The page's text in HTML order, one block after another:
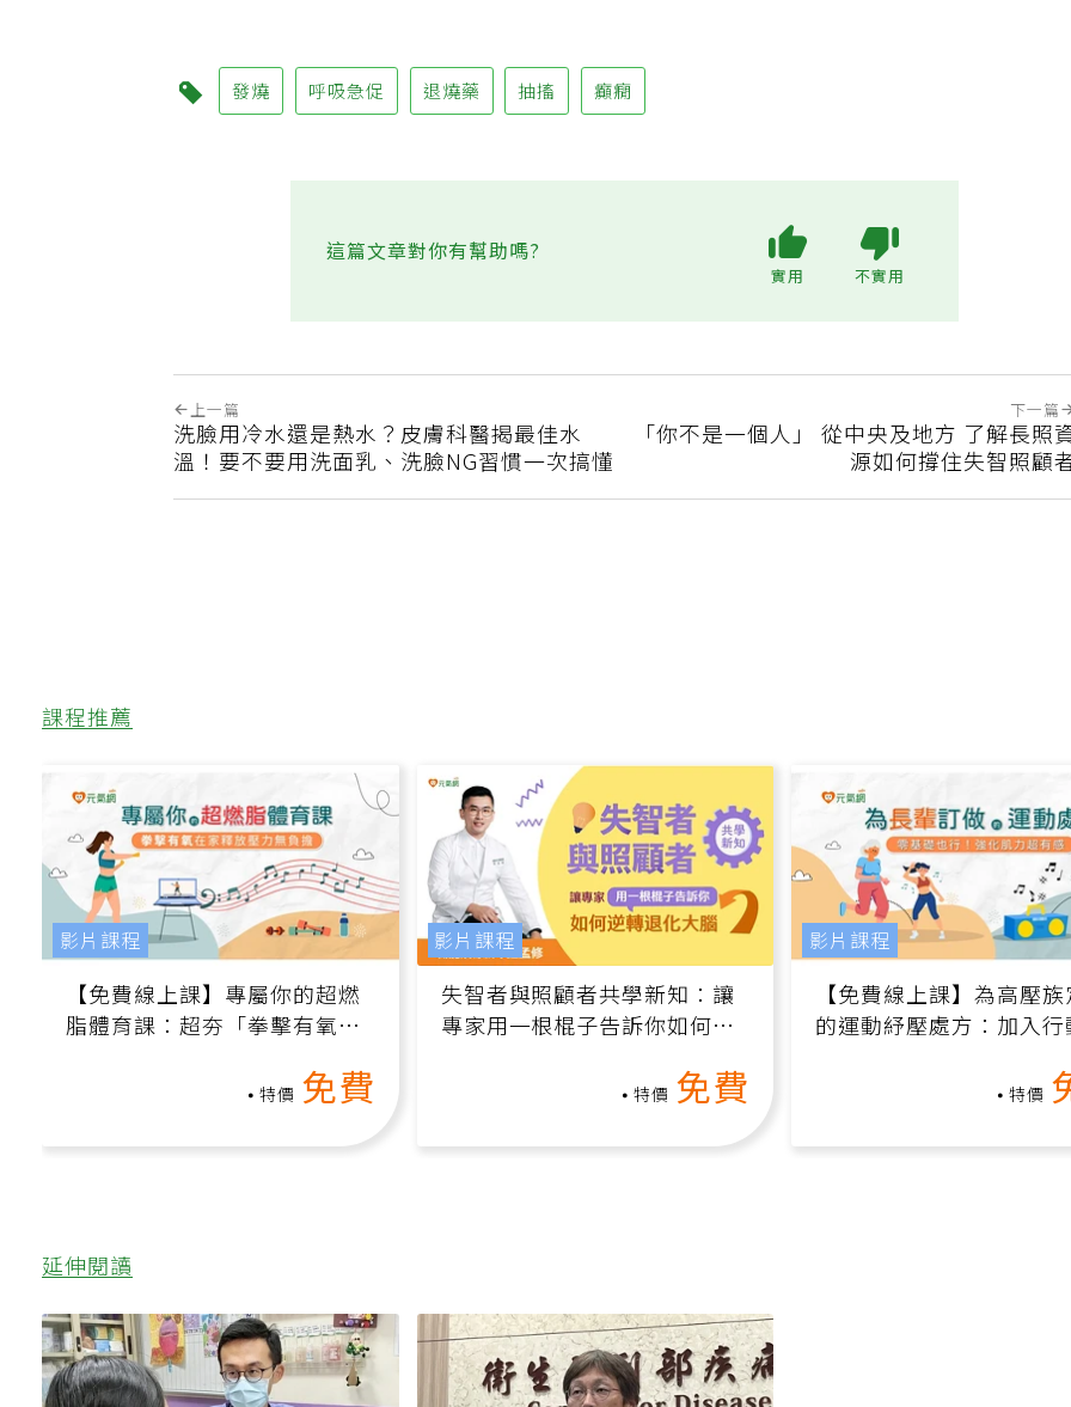
發燒 呼吸急促 退燒藥 抽搐 癲癇
這篇文章對你有幫助嗎?
實用 不實用
上一篇
洗臉用冷水還是熱水？皮膚科醫揭最佳水
溫！要不要用洗面乳、洗臉NG習慣一次搞懂
下一篇
「你不是一個人」 從中央及地方 了解長照
源如何撐住失智照顧者
課程推薦
【免費線上課】專屬你的超燃
脂體育課：超夯「拳擊有氧」
高壓族在家釋放壓力無負擔
免費
影片課程
失智者與照顧者共學新知：讓
專家用一根棍子告訴你如何逆
轉退化大腦（線上影音課）
免費
影片課程
【免費線上課】為高壓族
的運動紓壓處方：加入行
增肌、互動元素，0基礎
影片課程
延伸閱讀